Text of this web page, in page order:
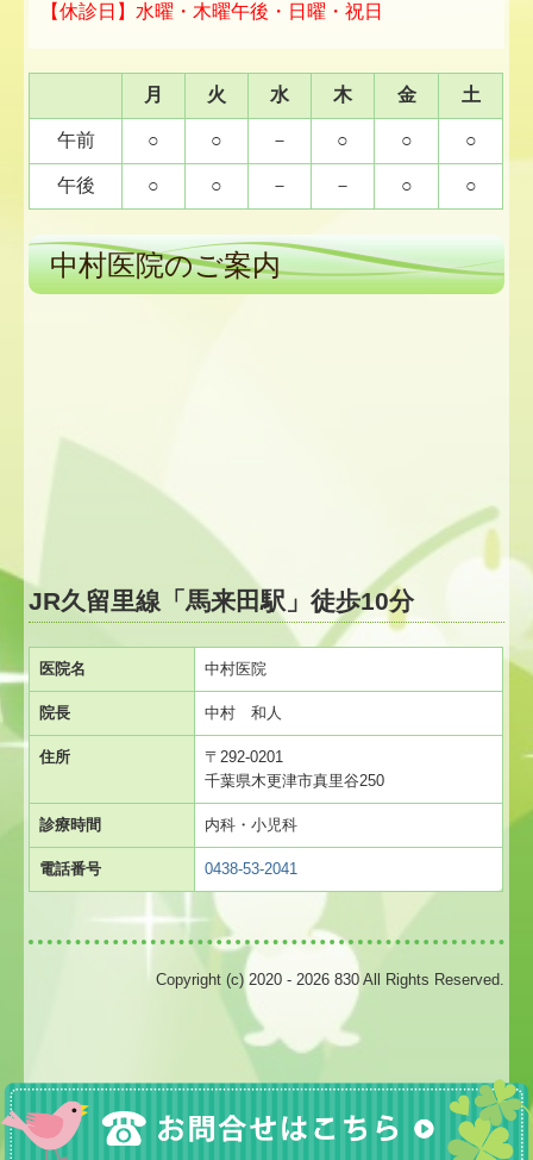
【休診日】水曜・木曜午後・日曜・祝日
月 火 水 木 金 土
午前 ○ ○ － ○ ○ ○
午後 ○ ○ － － ○ ○
中村医院のご案内
JR久留里線「馬来田駅」徒歩10分
医院名 中村医院
院長 中村 和人
住所
〒292-0201
千葉県木更津市真里谷250
診療時間 内科・小児科
電話番号 0438-53-2041
Copyright (c) 2020 - 2026 830 All Rights Reserved.